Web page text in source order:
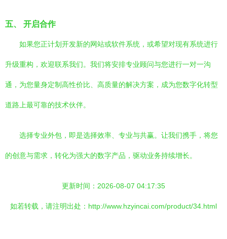
五、 开启合作
如果您正计划开发新的网站或软件系统，或希望对现有系统进行
升级重构，欢迎联系我们。我们将安排专业顾问与您进行一对一沟
通，为您量身定制高性价比、高质量的解决方案，成为您数字化转型
道路上最可靠的技术伙伴。
选择专业外包，即是选择效率、专业与共赢。让我们携手，将您
的创意与需求，转化为强大的数字产品，驱动业务持续增长。
更新时间：2026-08-07 04:17:35
如若转载，请注明出处：http://www.hzyincai.com/product/34.html